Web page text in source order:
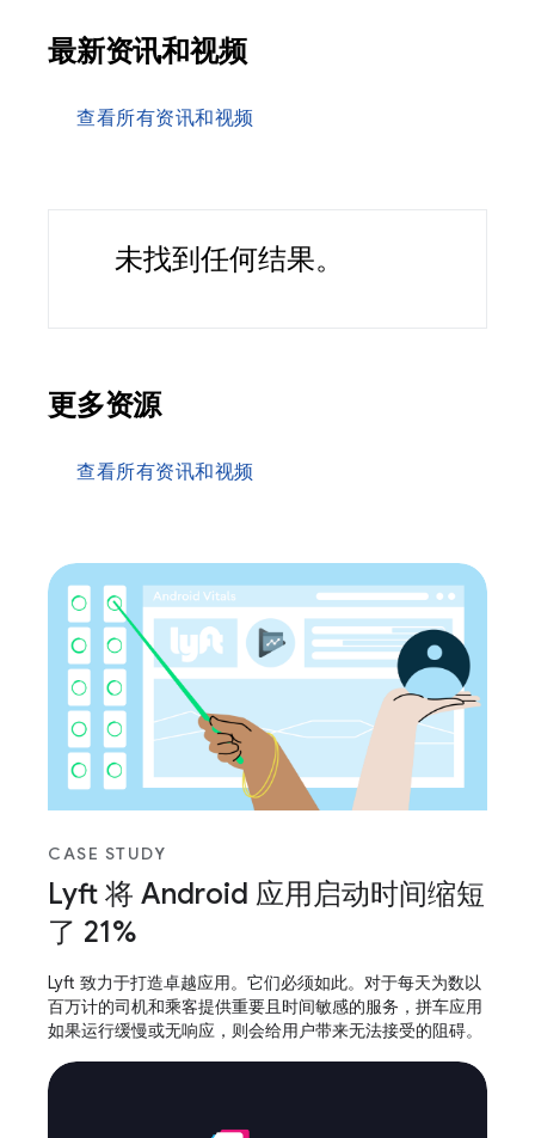
最新资讯和视频
查看所有资讯和视频
未找到任何结果。
更多资源
查看所有资讯和视频
CASE STUDY
Lyft 将 Android 应用启动时间缩短
了 21%
Lyft 致力于打造卓越应用。它们必须如此。对于每天为数以
百万计的司机和乘客提供重要且时间敏感的服务，拼车应用
如果运行缓慢或无响应，则会给用户带来无法接受的阻碍。